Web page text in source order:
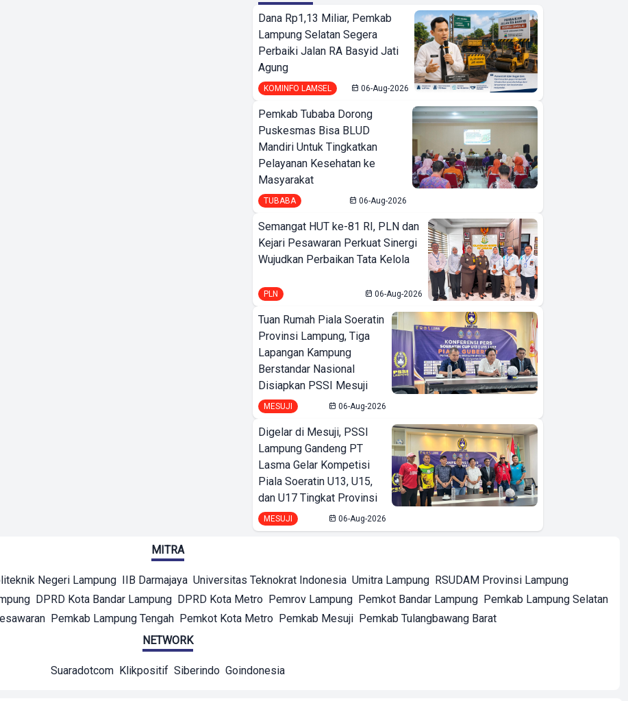
Dana Rp1,13 Miliar, Pemkab
Lampung Selatan Segera
Perbaiki Jalan RA Basyid Jati
Agung
KOMINFO LAMSEL 06-Aug-2026
Pemkab Tubaba Dorong
Puskesmas Bisa BLUD
Mandiri Untuk Tingkatkan
Pelayanan Kesehatan ke
Masyarakat
TUBABA 06-Aug-2026
Semangat HUT ke-81 RI, PLN dan
Kejari Pesawaran Perkuat Sinergi
Wujudkan Perbaikan Tata Kelola
PLN 06-Aug-2026
Tuan Rumah Piala Soeratin
Provinsi Lampung, Tiga
Lapangan Kampung
Berstandar Nasional
Disiapkan PSSI Mesuji
MESUJI 06-Aug-2026
Digelar di Mesuji, PSSI
Lampung Gandeng PT
Lasma Gelar Kompetisi
Piala Soeratin U13, U15,
dan U17 Tingkat Provinsi
MESUJI 06-Aug-2026
MITRA
Negeri Lampung IIB Darmajaya Universitas Teknokrat Indonesia Umitra Lampung RSUDAM Provinsi Lampung
DPRD Kota Bandar Lampung DPRD Kota Metro Pemrov Lampung Pemkot Bandar Lampung Pemkab Lampung Selatan
Pemkab Lampung Tengah Pemkot Kota Metro Pemkab Mesuji Pemkab Tulangbawang Barat
NETWORK
Suaradotcom Klikpositif Siberindo Goindonesia